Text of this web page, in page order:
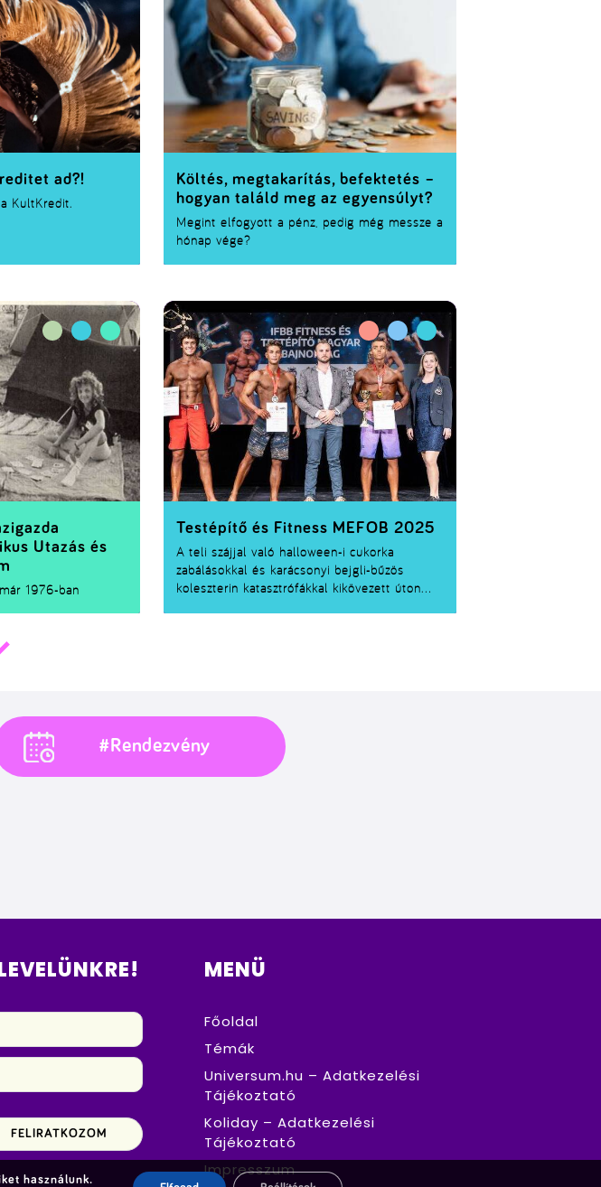
mindennapjaiba, valamint megismerhetőek
azok a gazdasági partnerek, akikkel már az
egyetemi évek során kapcsolatba kerülhettek.
KultKredit.
ad?!
Megint elfogyott a pénz, pedig még messze a
hónap vége?
pénzügyi zseninek lenni, hogy jól gazdálkodj:
néhány átgondolt döntéssel sokat tehetsz
azért, hogy okosabban bánj a pénzeddel.
Mutatjuk, hogyan találhatod meg az
egyensúlyt a költés, megtakarítás és
befektetés között.
Költés, megtakarítás, befektetés –
hogyan találd meg az egyensúlyt?
már 1976-ban
számára az
Országos
így
és a főiskolások
nélkül. Így az
táborainak
Utazás és
A teli szájjal való halloween-i cukorka
zabálásokkal és karácsonyi bejgli-bűzös
koleszterin katasztrófákkal kikövezett úton
Egyeseknek azonban nem kell újrakezdeniük
az edzést, hiszen közülük sokan nemes
egyszerűséggel le sem állnak vele:
mézeskalács ide vagy oda, konkrét
Testépítő és Fitness MEFOB 2025
#Rendezvény
MENÜ
Főoldal
Témák
Universum.hu – Adatkezelési
Tájékoztató
Koliday – Adatkezelési
Tájékoztató
Impresszum
használunk.